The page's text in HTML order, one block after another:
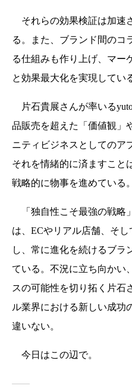
それらの効果検証は加速
る。また、ブランド間のコ
る仕組みも作り上げ、マー
と効果最大化を実現してい
片石貴展さんが率いる
品販売を超えた「価値観」
ニティビジネスとしてのア
それを情緒的に済ますこと
戦略的に物事を進めている。
「独自性こそ最強の戦略
は、ECやリアル店舗、そ
し、常に進化を続けるブラ
ている。不況に立ち向かい
スの可能性を切り拓く片石
ル業界における新しい成功
違いない。
今日はこの辺で。